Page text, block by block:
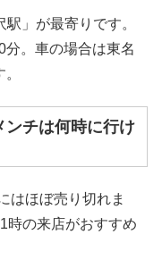
」が最寄りです。
分。車の場合は東名
ンチは何時に行け
はほぼ売り切れま
時の来店がおすすめ